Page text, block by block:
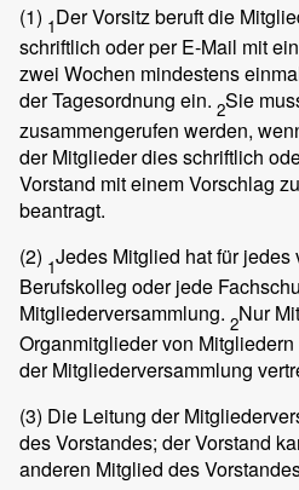
(1) 1Der Vorsitz beruft die
schriftlich oder per E-Mail mit
zwei Wochen mindestens
der Tagesordnung ein. 2Sie
zusammengerufen werden,
der Mitglieder dies schriftlich
Vorstand mit einem Vorschlag
beantragt.
(2) 1Jedes Mitglied hat für jedes
Berufskolleg oder jede
Mitgliederversammlung. 2Nur
Organmitglieder von
der Mitgliederversammlung
(3) Die Leitung der
des Vorstandes; der Vorstand
anderen Mitglied des